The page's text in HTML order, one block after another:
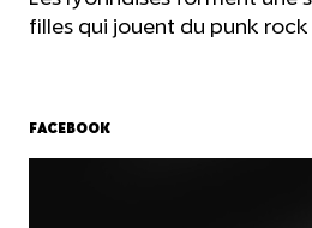
filles qui jouent du punk
FACEBOOK